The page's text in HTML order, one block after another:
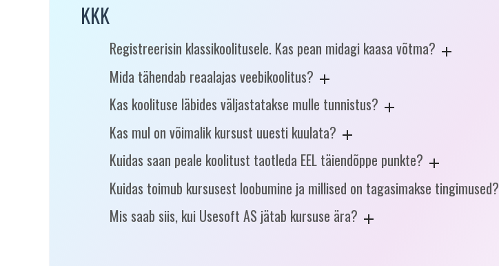
KKK
Registreerisin klassikoolitusele. Kas pean midagi kaasa võtma?
Mida tähendab reaalajas veebikoolitus?
Kas koolituse läbides väljastatakse mulle tunnistus?
Kas mul on võimalik kursust uuesti kuulata?
Kuidas saan peale koolitust taotleda EEL täiendõppe punkte?
Kuidas toimub kursusest loobumine ja millised on tagasimakse tingimused?
Mis saab siis, kui Usesoft AS jätab kursuse ära?